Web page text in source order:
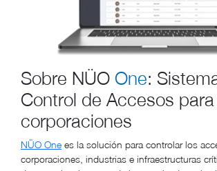
Sobre NÜO One:
Control de Accesos
corporaciones
NÜO One es la solución para controlar los
corporaciones, industrias e infraestructuras